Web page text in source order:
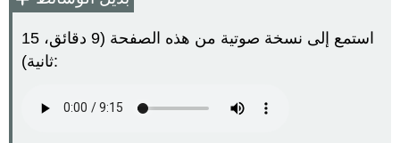
العناصر
للوضع
البلاغي
الجمهور
استمع إلى نسخة صوتية من هذه الصفحة (9 دقائق، 15
ثانية):